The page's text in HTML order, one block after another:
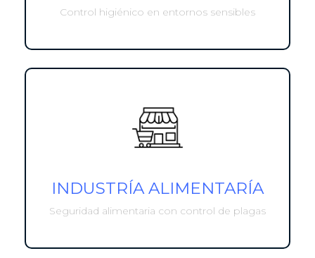
Control higiénico en entornos sensibles
INDUSTRÍA ALIMENTARÍA
Seguridad alimentaria con control de plagas